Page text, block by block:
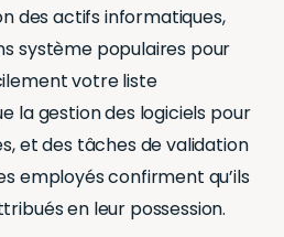
des actifs informatiques,
système populaires pour
votre liste
la gestion des logiciels pour
et des tâches de validation
employés confirment qu’ils
en leur possession.